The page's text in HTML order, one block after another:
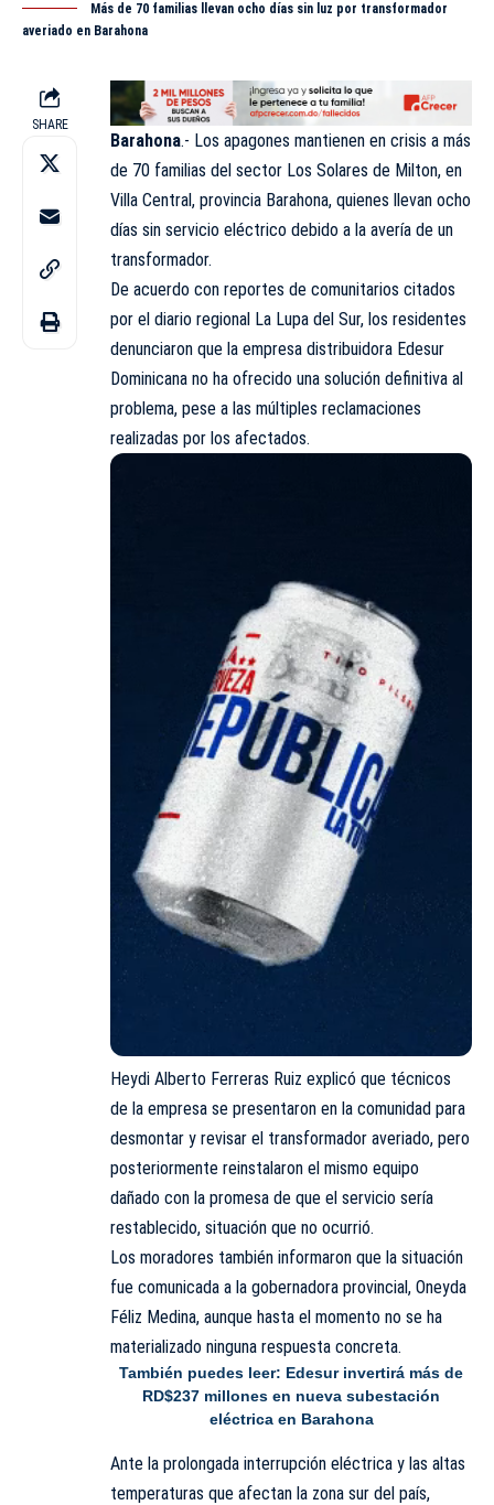
Más de 70 familias llevan ocho días sin luz por transformador
averiado en Barahona
SHARE
Barahona.- Los apagones mantienen en crisis a más
de 70 familias del sector Los Solares de Milton, en
Villa Central, provincia Barahona, quienes llevan ocho
días sin servicio eléctrico debido a la avería de un
transformador.
De acuerdo con reportes de comunitarios citados
por el diario regional La Lupa del Sur, los residentes
denunciaron que la empresa distribuidora Edesur
Dominicana no ha ofrecido una solución definitiva al
problema, pese a las múltiples reclamaciones
realizadas por los afectados.
Heydi Alberto Ferreras Ruiz explicó que técnicos
de la empresa se presentaron en la comunidad para
desmontar y revisar el transformador averiado, pero
posteriormente reinstalaron el mismo equipo
dañado con la promesa de que el servicio sería
restablecido, situación que no ocurrió.
Los moradores también informaron que la situación
fue comunicada a la gobernadora provincial, Oneyda
Féliz Medina, aunque hasta el momento no se ha
materializado ninguna respuesta concreta.
También puedes leer: Edesur invertirá más de
RD$237 millones en nueva subestación
eléctrica en Barahona
Ante la prolongada interrupción eléctrica y las altas
temperaturas que afectan la zona sur del país,